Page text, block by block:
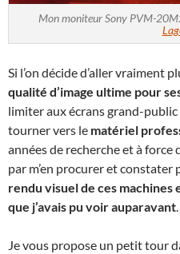
Mon moniteur Sony PVM-
Si l’on décide d’aller vraiment
qualité d’image ultime pour
limiter aux écrans grand-
tourner vers le matériel
années de recherche et à force
par m’en procurer et constater
rendu visuel de ces
que j’avais pu voir auparavant.
Je vous propose un petit tour